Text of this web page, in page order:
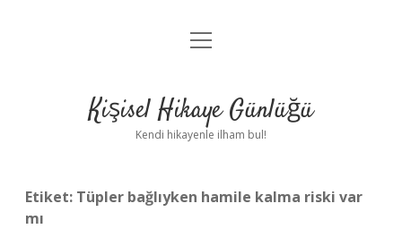
Anasayfa
Yasal Uyarı
menüyü
Kişisel Hikaye Günlüğü
Kendi hikayenle ilham bul!
Etiket: Tüpler bağlıyken hamile kalma riski var
mı